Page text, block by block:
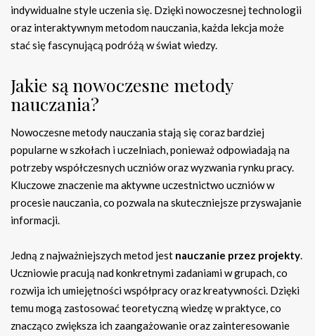
indywidualne style uczenia się. Dzięki nowoczesnej technologii
oraz interaktywnym metodom nauczania, każda lekcja może
stać się fascynującą podróżą w świat wiedzy.
Jakie są nowoczesne metody
nauczania?
Nowoczesne metody nauczania stają się coraz bardziej
popularne w szkołach i uczelniach, ponieważ odpowiadają na
potrzeby współczesnych uczniów oraz wyzwania rynku pracy.
Kluczowe znaczenie ma aktywne uczestnictwo uczniów w
procesie nauczania, co pozwala na skuteczniejsze przyswajanie
informacji.
Jedną z najważniejszych metod jest nauczanie przez projekty.
Uczniowie pracują nad konkretnymi zadaniami w grupach, co
rozwija ich umiejętności współpracy oraz kreatywności. Dzięki
temu mogą zastosować teoretyczną wiedzę w praktyce, co
znacząco zwiększa ich zaangażowanie oraz zainteresowanie